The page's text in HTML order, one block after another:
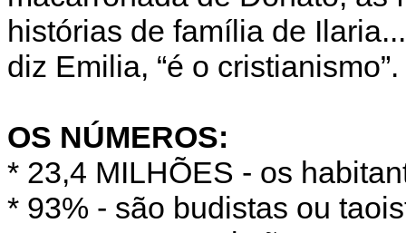
histórias de família de
diz Emilia, “é o cristianismo”.
OS NÚMEROS:
* 23,4 MILHÕES - os
* 93% - são budistas ou